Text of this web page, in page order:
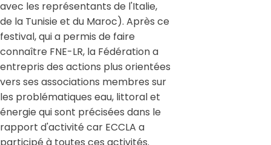
avec les représentants de l'Italie,
de la Tunisie et du Maroc). Après ce
festival, qui a permis de faire
connaître FNE-LR, la Fédération a
entrepris des actions plus orientées
vers ses associations membres sur
les problématiques eau, littoral et
énergie qui sont précisées dans le
rapport d'activité car ECCLA a